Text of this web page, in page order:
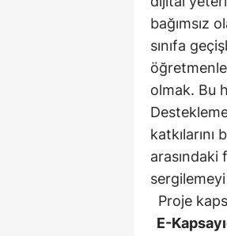
bağımsız
sınıfa
olmak. Bu
Proje
E-